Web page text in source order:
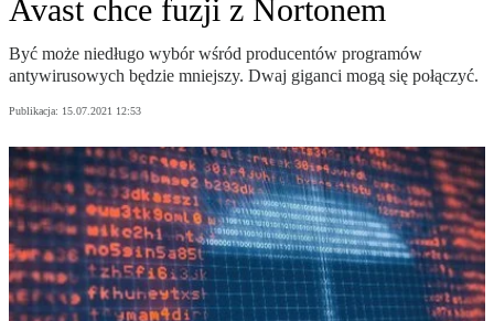
Avast chce fuzji z Nortonem
Być może niedługo wybór wśród producentów programów
antywirusowych będzie mniejszy. Dwaj giganci mogą się połączyć.
Publikacja: 15.07.2021 12:53